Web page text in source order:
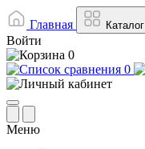
Главная Каталог
Войти
0
0
Меню